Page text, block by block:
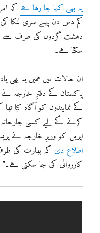
یہ بھی کہا جا رہا ہے کہ
کم دس دن پہلے سری لنکا
دہشت گردوں کی طرف سے
سکتا ہے۔
پاکستان کے دفترِ خارجہ نے
کے نمایندوں کو آگاہ کیا
اپریل کو وزیرِ خارجہ نے
اطلاع دی
کارروائی کی جا سکتی ہے۔”